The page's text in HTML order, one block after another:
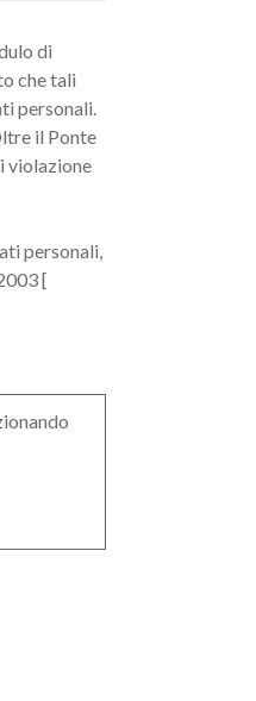
di
che tali
personali.
il Ponte
violazione
personali,
[